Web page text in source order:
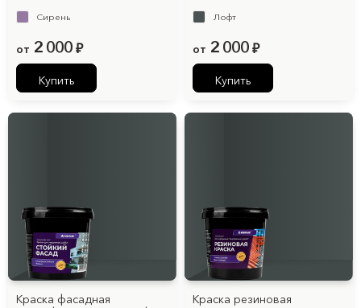
Cирень
от 2 000 ₽
Купить
Лофт
от 2 000 ₽
Купить
Краска фасадная
Краска резиновая